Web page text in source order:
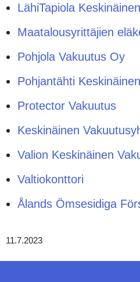
LähiTapiola
Maatalousyrittäjien
Pohjola Vakuutus Oy
Pohjantähti
Protector Vakuutus
Keskinäinen
Valion Keskinäinen
Valtiokonttori
Ålands Ömsesidiga
11.7.2023